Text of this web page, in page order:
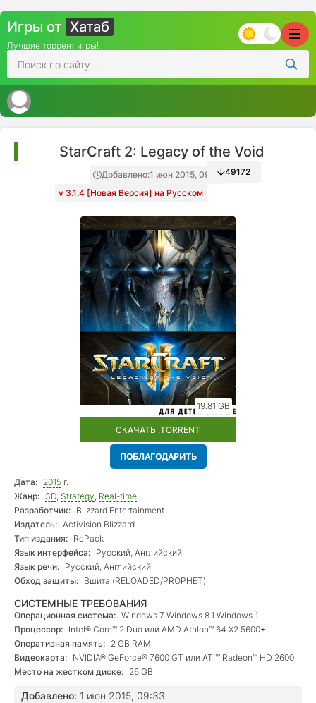
Игры от Хатаб
Лучшие торрент игры!
StarCraft 2: Legacy of the Void
Добавлено:1 июн 2015, 09:33
v 3.1.4 [Новая Версия] на Русском
49172
19.81 GB
СКАЧАТЬ .TORRENT
ПОБЛАГОДАРИТЬ
Дата: 2015 г.
Жанр: 3D, Strategy, Real-time
Разработчик: Blizzard Entertainment
Издатель: Activision Blizzard
Тип издания: RePack
Язык интерфейса: Русский, Английский
Язык речи: Русский, Английский
Обход защиты: Вшита (RELOADED/PROPHET)
СИСТЕМНЫЕ ТРЕБОВАНИЯ
Операционная система: Windows 7 Windows 8.1 Windows 1
Процессор: Intel® Core™ 2 Duo или AMD Athlon™ 64 X2 5600+
Оперативная память: 2 GB RAM
Видеокарта: NVIDIA® GeForce® 7600 GT или ATI™ Radeon™ HD 2600
XT или Intel® HD Graphics 3000 или лучше
Место на жестком диске: 26 GB
Добавлено: 1 июн 2015, 09:33